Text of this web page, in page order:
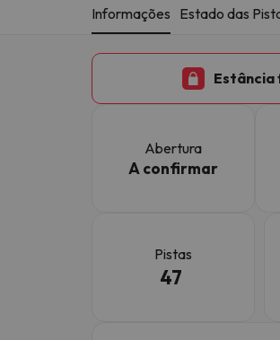
Bem, parece que o
Informações Estado das
Estância
Abertura
A confirmar
Pistas
47